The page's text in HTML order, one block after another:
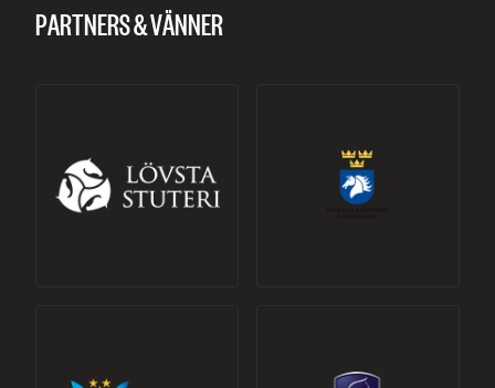
PARTNERS & VÄNNER